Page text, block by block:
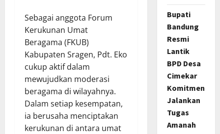
Sebagai anggota Forum
Kerukunan Umat
Beragama (FKUB)
Kabupaten Sragen, Pdt. Eko
cukup aktif dalam
mewujudkan moderasi
beragama di wilayahnya.
Dalam setiap kesempatan,
ia berusaha menciptakan
kerukunan di antara umat
Bupati
Bandung
Resmi
Lantik
BPD Desa
Cimekar
Komitmen
Jalankan
Tugas
Amanah